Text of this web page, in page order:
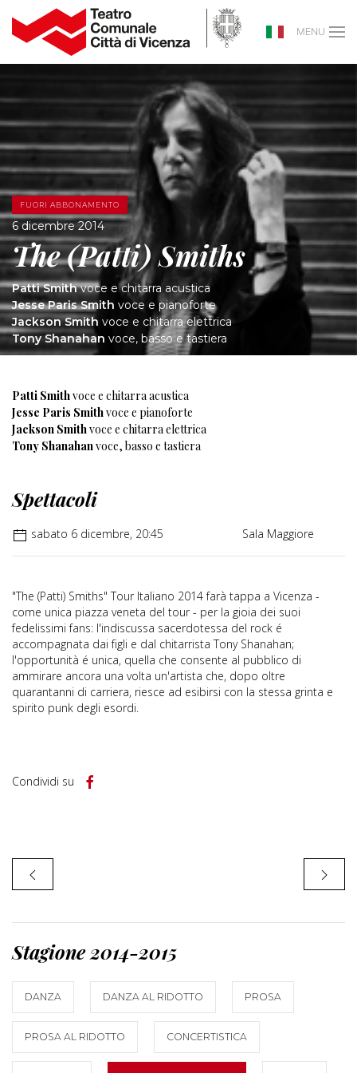
MENU
FUORI ABBONAMENTO
6 dicembre 2014
The (Patti) Smiths
Patti Smithvoce e chitarra acustica
Jesse Paris Smith voce e pianoforte
Jackson Smith voce e chitarra elettrica
Tony Shanahan voce, basso e tastiera
Patti Smithvoce e chitarra acustica
Jesse Paris Smithvoce e pianoforte
Jackson Smithvoce e chitarra elettrica
Tony Shanahanvoce, basso e tastiera
Spettacoli
sabato 6 dicembre, 20:45 Sala Maggiore
"The (Patti) Smiths" Tour Italiano 2014 farà tappa a Vicenza -
come unica piazza veneta del tour - per la gioia dei suoi
fedelissimi fans: l'indiscussa sacerdotessa del rock é
accompagnata dai figli e dal chitarrista Tony Shanahan;
l'opportunità é unica, quella che consente al pubblico di
ammirare ancora una volta un'artista che, dopo oltre
quarantanni di carriera, riesce ad esibirsi con la stessa grinta e
spirito punk degli esordi.
Condividi su
Stagione 2014-2015
DANZA DANZA AL RIDOTTO PROSA
PROSA AL RIDOTTO CONCERTISTICA